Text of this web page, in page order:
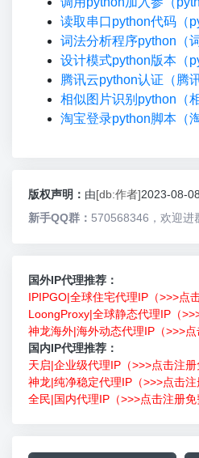
读取串口python代码（
词法分析程序python（
设计模式python版本（
腾讯云python认证（腾
相似图片识别python（
淘宝登录python脚本（
版权声明： 由[db:作者]2023-08-
新手QQ群： 570568346，欢迎进
国外IP代理推荐：
IPIPGO|全球住宅代理IP（>>>点
LoongProxy|全球静态代理IP（
神龙海外|海外动态代理IP（>>>点
国内IP代理推荐：
天启|企业级代理IP（>>>点击注册
神龙|纯净稳定代理IP（>>>点击注
全民|国内代理IP（>>>点击注册免